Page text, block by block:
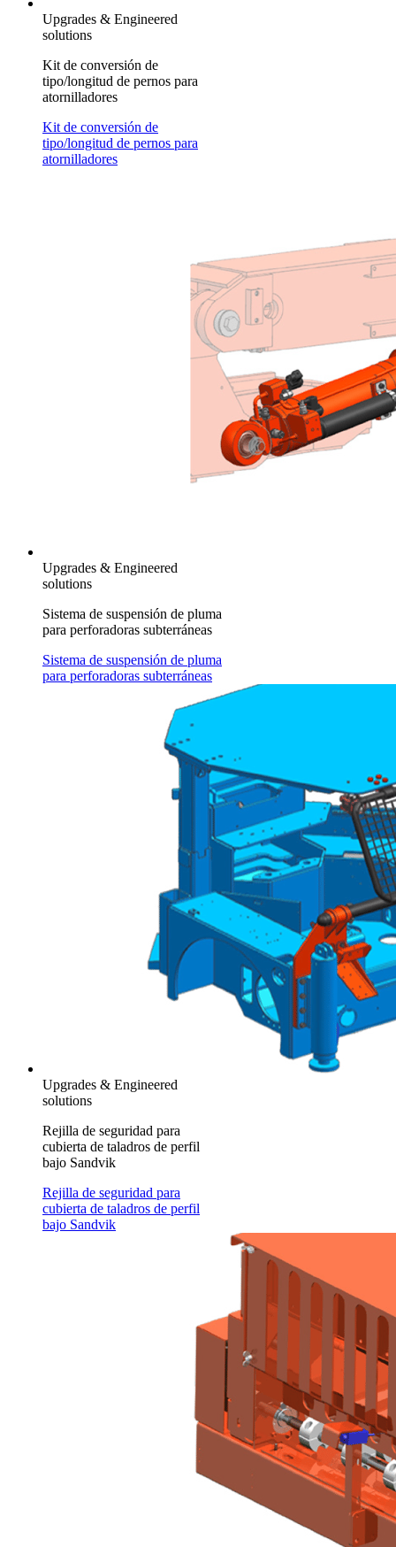
Upgrades & Engineered
solutions
Kit de conversión de
tipo/longitud de pernos para
atornilladores
Kit de conversión de
tipo/longitud de pernos para
atornilladores
Upgrades & Engineered
solutions
Sistema de suspensión de pluma
para perforadoras subterráneas
Sistema de suspensión de pluma
para perforadoras subterráneas
Upgrades & Engineered
solutions
Rejilla de seguridad para
cubierta de taladros de perfil
bajo Sandvik
Rejilla de seguridad para
cubierta de taladros de perfil
bajo Sandvik